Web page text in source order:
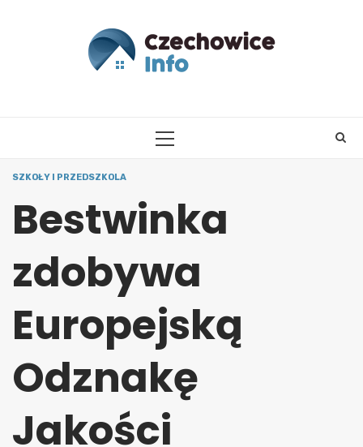
PRIMARY
SZKOŁY I PRZEDSZKOLA
Bestwinka
zdobywa
Europejską
Odznakę
Jakości